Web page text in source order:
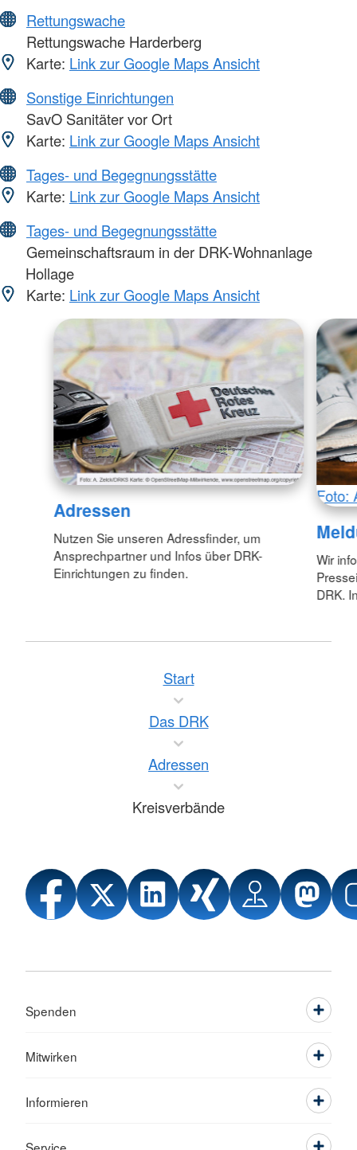
Rettungswache
Rettungswache Harderberg
Karte: Link zur Google Maps Ansicht
Sonstige Einrichtungen
SavO Sanitäter vor Ort
Karte: Link zur Google Maps Ansicht
Tages- und Begegnungsstätte
Karte: Link zur Google Maps Ansicht
Tages- und Begegnungsstätte
Gemeinschaftsraum in der DRK-Wohnanlage
Hollage
Karte: Link zur Google Maps Ansicht
Adressen
Nutzen Sie unseren Adressfinder, um
Ansprechpartner und Infos über DRK-
Einrichtungen zu finden.
Foto:
Wir
DRK.
Start
Das DRK
Adressen
Kreisverbände
Spenden
Mitwirken
Informieren